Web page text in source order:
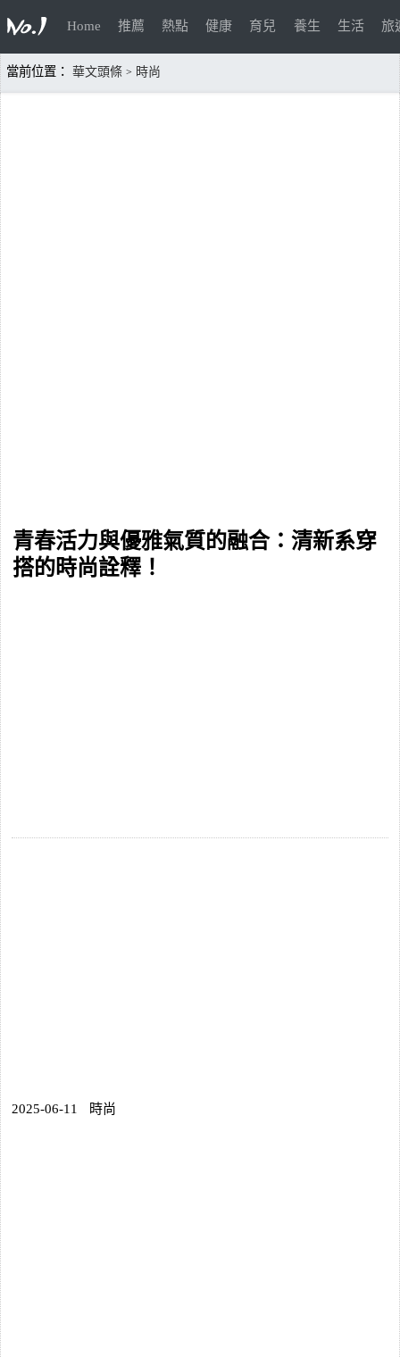
Home 推薦 熱點 健康 育兒 養生 生活 旅
當前位置： 華文頭條 > 時尚
青春活力與優雅氣質的融合：清新系穿
搭的時尚詮釋！
2025-06-11 時尚